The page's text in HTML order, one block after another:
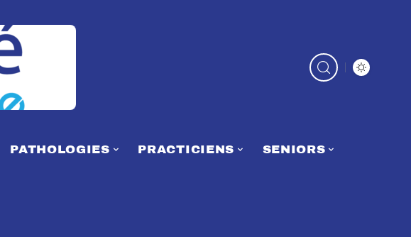
PATHOLOGIES PRACTICIENS SENIORS